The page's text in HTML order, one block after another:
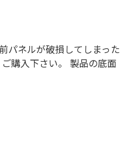
パネルが破損してしまった
購入下さい。 製品の底面